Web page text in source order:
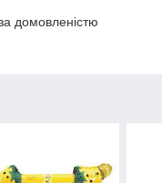
домовленістю